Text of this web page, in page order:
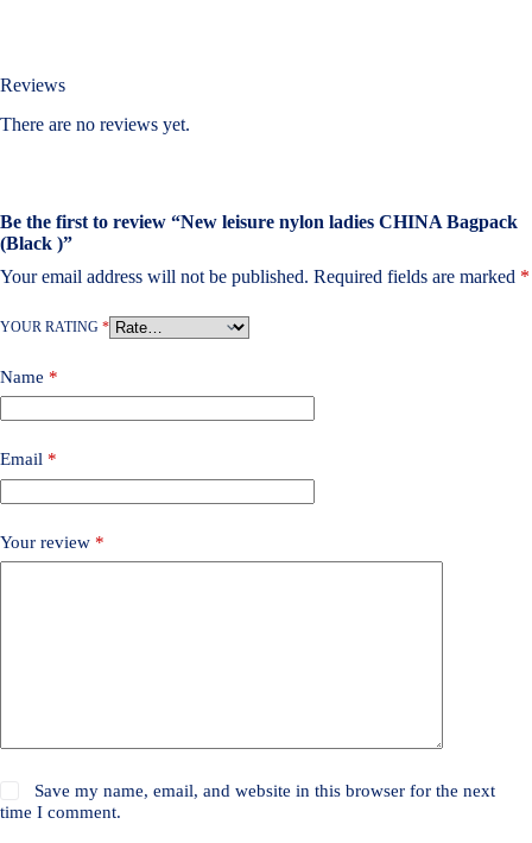
Reviews
There are no reviews yet.
Be the first to review “New leisure nylon ladies CHINA Bagpack
(Black )”
Your email address will not be published. Required fields are marked *
YOUR RATING *
Name *
Email *
Your review *
Save my name, email, and website in this browser for the next
time I comment.